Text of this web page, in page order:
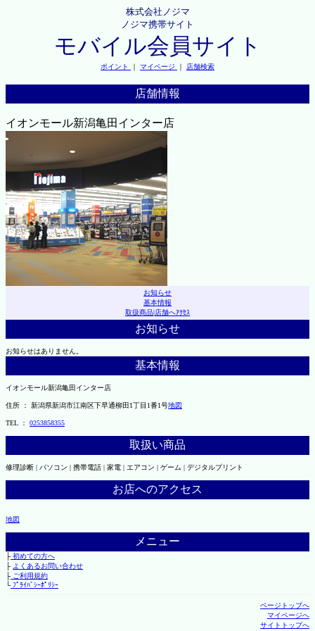
株式会社ノジマ
ノジマ携帯サイト
モバイル会員サイト
ポイント ｜ マイページ ｜ 店舗検索
店舗情報
イオンモール新潟亀田インター店
お知らせ
基本情報
取扱商品|店舗へｱｸｾｽ
お知らせ
お知らせはありません。
基本情報
イオンモール新潟亀田インター店
住所 ： 新潟県新潟市江南区下早通柳田1丁目1番1号地図
TEL ： 0253858355
取扱い商品
修理診断 | パソコン | 携帯電話 | 家電 | エアコン | ゲーム | デジタルプリント
お店へのアクセス
地図
メニュー
├初めての方へ
├ よくあるお問い合わせ
├ご利用規約
└ﾌﾟﾗｲﾊﾞｼｰﾎﾟﾘｼｰ
ページトップへ
マイページへ
サイトトップへ